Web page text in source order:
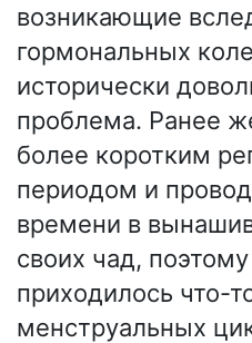
возникающие
гормональных
исторически
проблема. Ранее
более коротким
периодом и
времени в
своих чад,
приходилось что-
менструальных